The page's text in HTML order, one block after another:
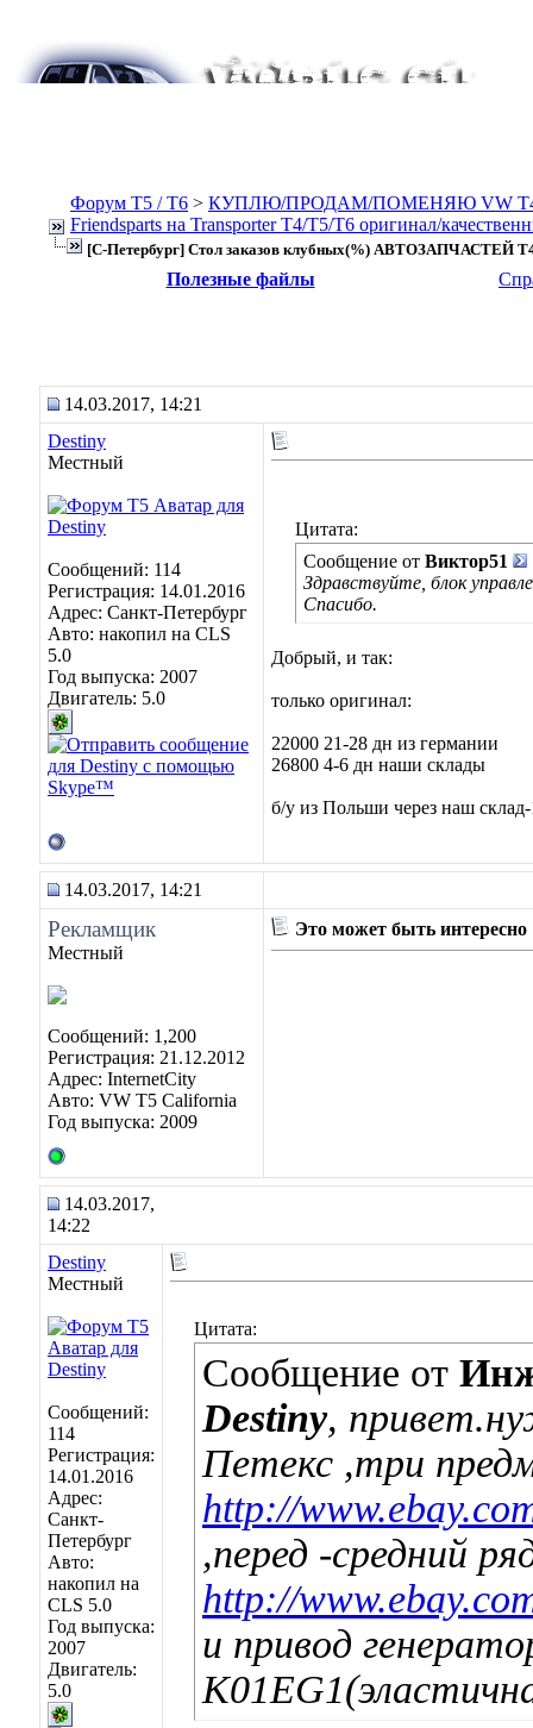
Форум Т5 / T6 > КУПЛЮ/ПРОДАМ/ПОМЕНЯЮ VW T4,
Friendsparts на Transporter T4/T5/T6 оригинал/
[С-Петербург] Стол заказов клубных(%) АВТОЗАПЧАСТЕЙ
Полезные файлы
14.03.2017, 14:21
Destiny
Местный
Сообщений: 114
Регистрация: 14.01.2016
Адрес: Санкт-Петербург
Авто: накопил на CLS
5.0
Год выпуска: 2007
Двигатель: 5.0
Цитата:
Сообщение от Виктор51
Здравствуйте, блок
Спасибо.
Добрый, и так:
только оригинал:
22000 21-28 дн из германии
26800 4-6 дн наши склады
б/у из Польши через наш
14.03.2017, 14:21
Рекламщик
Местный
Сообщений: 1,200
Регистрация: 21.12.2012
Адрес: InternetCity
Авто: VW T5 California
Год выпуска: 2009
Это может быть интересно
14.03.2017,
14:22
Destiny
Местный
Сообщений:
114
Регистрация:
14.01.2016
Адрес:
Санкт-
Петербург
Авто:
накопил на
CLS 5.0
Год выпуска:
2007
Двигатель:
5.0
Цитата:
Сообщение от
Destiny,
Петекс ,три
http://
,перед -средний
http://
и привод